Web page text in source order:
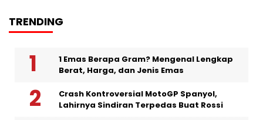
TRENDING
1 Emas Berapa Gram? Mengenal Lengkap
Berat, Harga, dan Jenis Emas
Crash Kontroversial MotoGP Spanyol,
Lahirnya Sindiran Terpedas Buat Rossi